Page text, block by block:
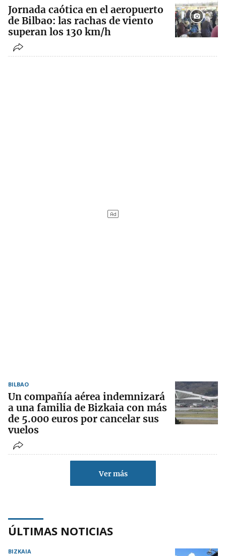
Jornada caótica en el aeropuerto
de Bilbao: las rachas de viento
superan los 130 km/h
BILBAO
Un compañía aérea indemnizará
a una familia de Bizkaia con más
de 5.000 euros por cancelar sus
vuelos
Ver más
ÚLTIMAS NOTICIAS
BIZKAIA